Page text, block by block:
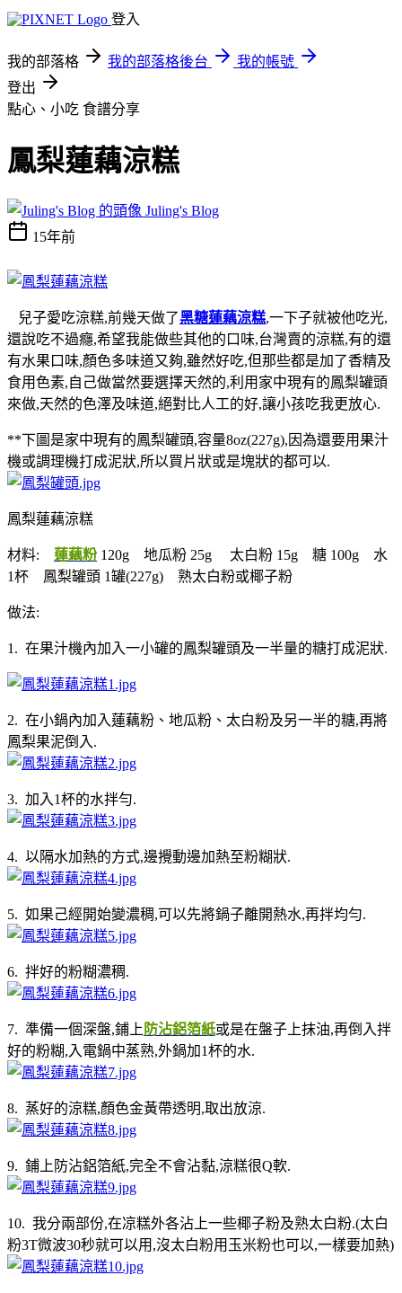
登入
我的部落格 我的部落格後台
我的帳號
登出
點心、小吃 食譜分享
鳳梨蓮藕涼糕
Juling's Blog
15年前
兒子愛吃涼糕,前幾天做了黑糖蓮藕涼糕,一下子就被他吃光,
還說吃不過癮,希望我能做些其他的口味,台灣賣的涼糕,有的還
有水果口味,顏色多味道又夠,雖然好吃,但那些都是加了香精及
食用色素,自己做當然要選擇天然的,利用家中現有的鳳梨罐頭
來做,天然的色澤及味道,絕對比人工的好,讓小孩吃我更放心.
**下圖是家中現有的鳳梨罐頭,容量8oz(227g),因為還要用果汁
機或調理機打成泥狀,所以買片狀或是塊狀的都可以.
鳳梨蓮藕涼糕
材料: 蓮藕粉120g 地瓜粉 25g 太白粉 15g 糖 100g 水
1杯 鳳梨罐頭 1罐(227g) 熟太白粉或椰子粉
做法:
1. 在果汁機內加入一小罐的鳳梨罐頭及一半量的糖打成泥狀.
2. 在小鍋內加入蓮藕粉、地瓜粉、太白粉及另一半的糖,再將
鳳梨果泥倒入.
3. 加入1杯的水拌勻.
4. 以隔水加熱的方式,邊攪動邊加熱至粉糊狀.
5. 如果己經開始變濃稠,可以先將鍋子離開熱水,再拌均勻.
6. 拌好的粉糊濃稠.
7. 準備一個深盤,鋪上 防沾鋁箔紙或是在盤子上抹油,再倒入拌
好的粉糊,入電鍋中蒸熟,外鍋加1杯的水.
8. 蒸好的涼糕,顏色金黃帶透明,取出放涼.
9. 鋪上防沾鋁箔紙,完全不會沾黏,涼糕很Q軟.
10. 我分兩部份,在凉糕外各沾上一些椰子粉及熟太白粉.(太白
粉3T微波30秒就可以用,沒太白粉用玉米粉也可以,一樣要加熱)